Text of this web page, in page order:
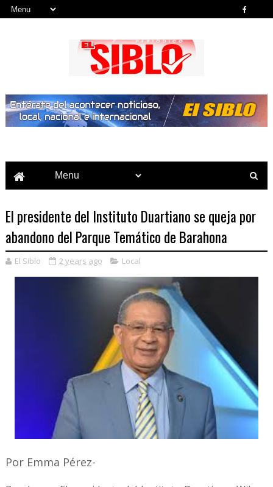
El presidente del Instituto Duartiano se queja por
abandono del Parque Temático de Barahona
El Siblo 2 years ago Local
Por Emma Pérez-